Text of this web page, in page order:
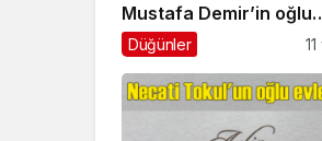
Mustafa Demir’in oğlu
evlendi
Düğünler